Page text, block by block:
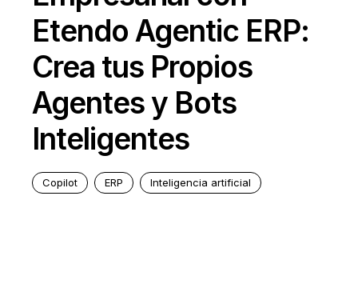
Etendo Agentic ERP:
Crea tus Propios
Agentes y Bots
Inteligentes
Copilot ERP Inteligencia artificial